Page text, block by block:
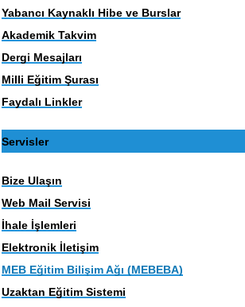
Yabancı Kaynaklı Hibe ve Burslar
Akademik Takvim
Dergi Mesajları
Milli Eğitim Şurası
Faydalı Linkler
Servisler
Bize Ulaşın
Web Mail Servisi
İhale İşlemleri
Elektronik İletişim
MEB Eğitim Bilişim Ağı (MEBEBA)
Uzaktan Eğitim Sistemi